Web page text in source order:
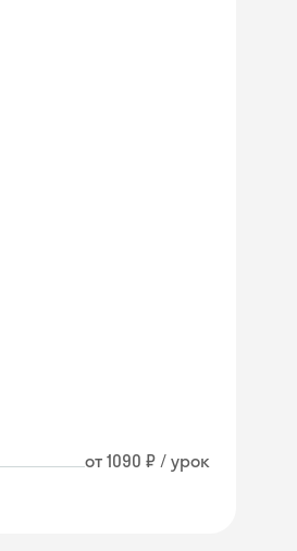
от 1090 ₽ / урок